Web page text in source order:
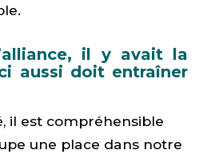
il y avait la
aussi doit entraîner
il est compréhensible
une place dans notre